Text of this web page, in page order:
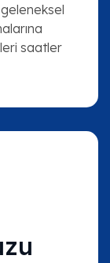
saatler